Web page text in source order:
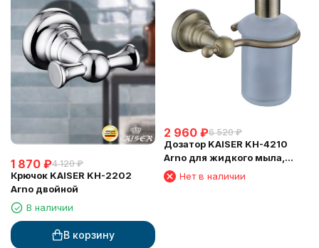
1 870 ₽4 120 ₽
Крючок KAISER KH-2202
Arno двойной
В наличии
В корзину
2 960 ₽6 520 ₽
Дозатор KAISER KH-4210
Arno для жидкого мыла,
настенный, бронза
Нет в наличии